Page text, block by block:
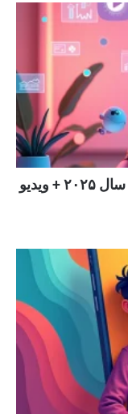
رمز موفقیت کانال های Faceless در سال ۲۰۲۵ + ویدیو